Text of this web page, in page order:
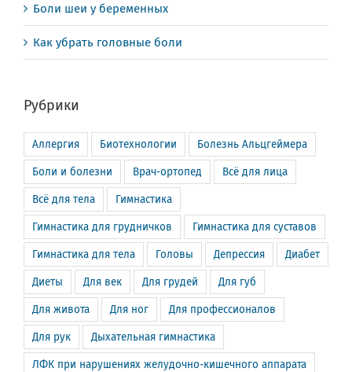
Боли шеи у беременных
Как убрать головные боли
Рубрики
Аллергия Биотехнологии Болезнь Альцгеймера
Боли и болезни Врач-ортопед Всё для лица
Всё для тела Гимнастика
Гимнастика для грудничков Гимнастика для суставов
Гимнастика для тела Головы Депрессия Диабет
Диеты Для век Для грудей Для губ
Для живота Для ног Для профессионалов
Для рук Дыхательная гимнастика
ЛФК при нарушениях желудочно-кишечного аппарата